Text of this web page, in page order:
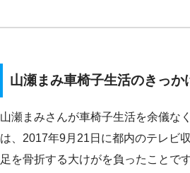
山瀬まみ車椅子生活のきっか
山瀬まみさんが車椅子生活を余儀な
は、2017年9月21日に都内のテレビ
足を骨折する大けがを負ったことで